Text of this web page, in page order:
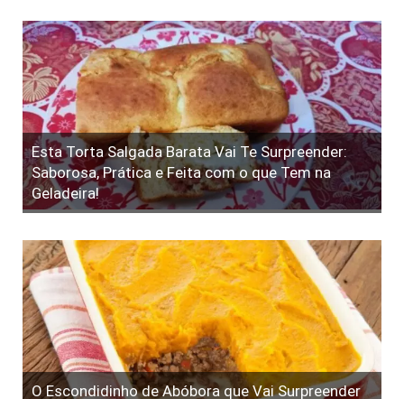
Esta Torta Salgada Barata Vai Te Surpreender:
Saborosa, Prática e Feita com o que Tem na
Geladeira!
O Escondidinho de Abóbora que Vai Surpreender